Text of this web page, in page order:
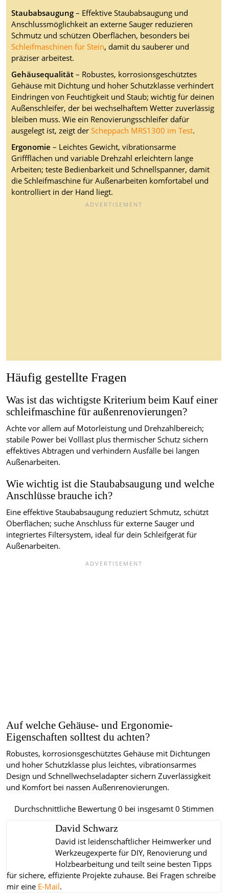
Staubabsaugung– Effektive Staubabsaugung und
Anschlussmöglichkeit an externe Sauger reduzieren
Schmutz und schützen Oberflächen, besonders bei
Schleifmaschinen für Stein, damit du sauberer und
präziser arbeitest.
Gehäusequalität– Robustes, korrosionsgeschütztes
Gehäuse mit Dichtung und hoher Schutzklasse verhindert
Eindringen von Feuchtigkeit und Staub; wichtig für deinen
Außenschleifer, der bei wechselhaftem Wetter zuverlässig
bleiben muss. Wie ein Renovierungsschleifer dafür
ausgelegt ist, zeigt derScheppach MRS1300 im Test.
Ergonomie – Leichtes Gewicht, vibrationsarme
Griffflächen und variable Drehzahl erleichtern lange
Arbeiten; teste Bedienbarkeit und Schnellspanner, damit
die Schleifmaschine für Außenarbeiten komfortabel und
kontrolliert in der Hand liegt.
Häufig gestellte Fragen
Was ist das wichtigste Kriterium beim Kauf einer
schleifmaschine für außenrenovierungen?
Achte vor allem auf Motorleistung und Drehzahlbereich;
stabile Power bei Volllast plus thermischer Schutz sichern
effektives Abtragen und verhindern Ausfälle bei langen
Außenarbeiten.
Wie wichtig ist die Staubabsaugung und welche
Anschlüsse brauche ich?
Eine effektive Staubabsaugung reduziert Schmutz, schützt
Oberflächen; suche Anschluss für externe Sauger und
integriertes Filtersystem, ideal für dein Schleifgerät für
Außenarbeiten.
Auf welche Gehäuse- und Ergonomie-
Eigenschaften solltest du achten?
Robustes, korrosionsgeschütztes Gehäuse mit Dichtungen
und hoher Schutzklasse plus leichtes, vibrationsarmes
Design und Schnellwechseladapter sichern Zuverlässigkeit
und Komfort bei nassen Außenrenovierungen.
Durchschnittliche Bewertung0 bei insgesamt0 Stimmen
David Schwarz
David ist leidenschaftlicher Heimwerker und
Werkzeugexperte für DIY, Renovierung und
Holzbearbeitung und teilt seine besten Tipps
für sichere, effiziente Projekte zuhause. Bei Fragen schreibe
mir eine E-Mail.